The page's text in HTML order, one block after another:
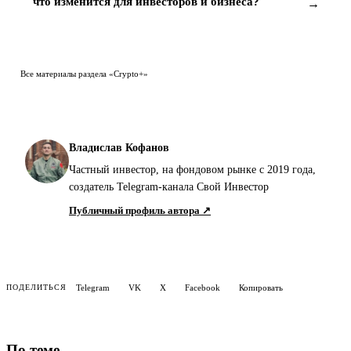
→
Все материалы раздела «Crypto+»
Владислав Кофанов
Частный инвестор, на фондовом рынке с 2019 года,
создатель Telegram-канала Свой Инвестор
Публичный профиль автора ↗
ПОДЕЛИТЬСЯ Telegram VK X Facebook Копировать